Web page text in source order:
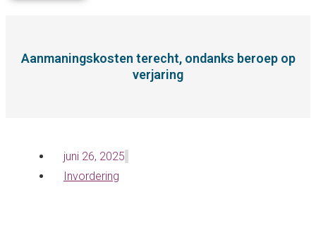
Aanmaningskosten terecht, ondanks beroep op
verjaring
juni 26, 2025
Invordering